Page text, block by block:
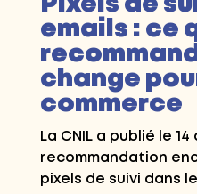
Pixels de
emails : ce
change
commerce
La CNIL a publié le 14
recommandation
pixels de suivi dans